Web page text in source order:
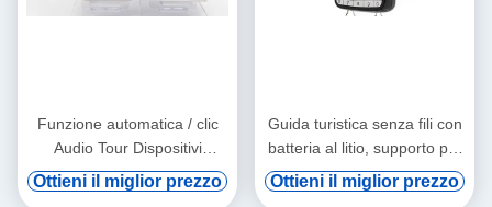
Funzione automatica / clic
Audio Tour Dispositivi
Asciugatura orecchie
Ottieni il miglior prezzo
Guida turistica senza fili con
batteria al litio, supporto per
vod digitale e induzione
automatica
Ottieni il miglior prezzo